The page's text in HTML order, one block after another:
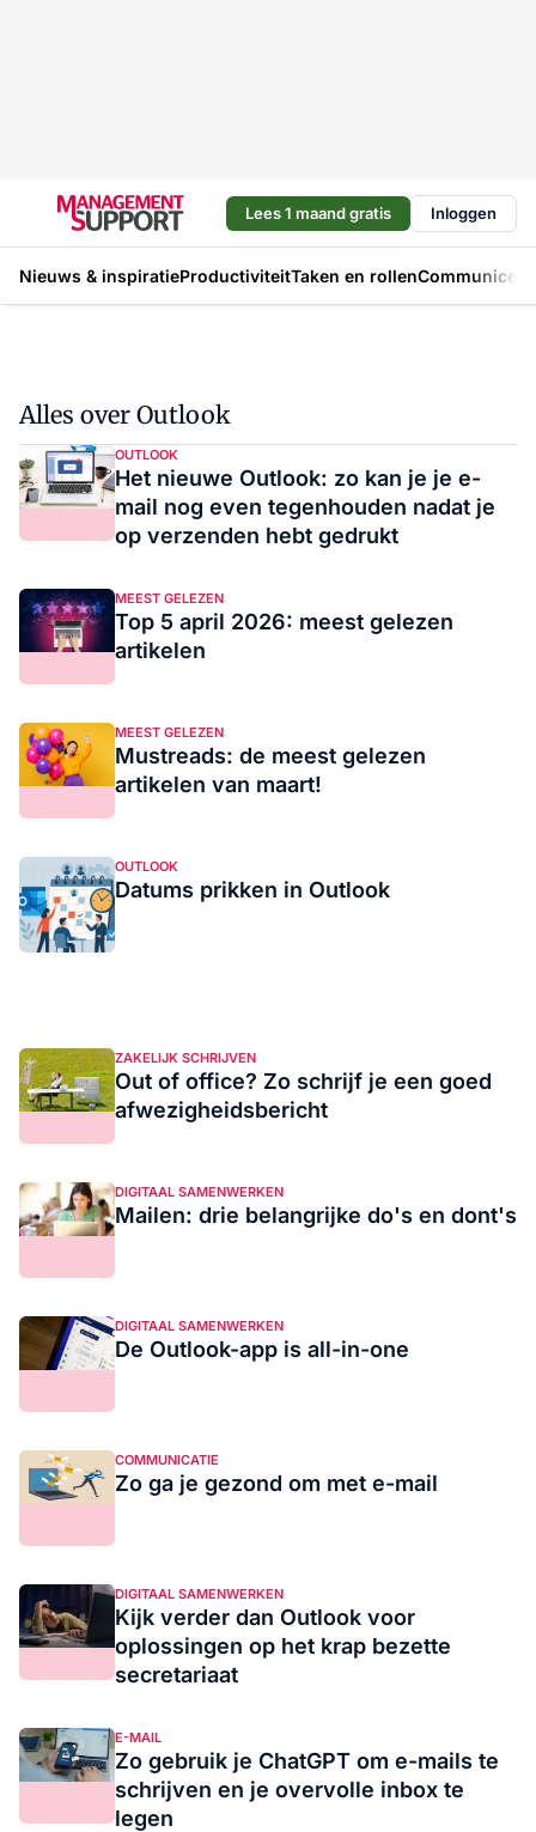
Lees 1 maand gratis Inloggen
Nieuws & inspiratieProductiviteitTaken en rollen
Alles over Outlook
OUTLOOK
Het nieuwe Outlook: zo kan je je e-
mail nog even tegenhouden nadat je
op verzenden hebt gedrukt
MEEST GELEZEN
Top 5 april 2026: meest gelezen
artikelen
MEEST GELEZEN
Mustreads: de meest gelezen
artikelen van maart!
OUTLOOK
Datums prikken in Outlook
ZAKELIJK SCHRIJVEN
Out of office? Zo schrijf je een goed
afwezigheidsbericht
DIGITAAL SAMENWERKEN
Mailen: drie belangrijke do's en dont's
DIGITAAL SAMENWERKEN
De Outlook-app is all-in-one
COMMUNICATIE
Zo ga je gezond om met e-mail
DIGITAAL SAMENWERKEN
Kijk verder dan Outlook voor
oplossingen op het krap bezette
secretariaat
E-MAIL
Zo gebruik je ChatGPT om e-mails te
schrijven en je overvolle inbox te
legen